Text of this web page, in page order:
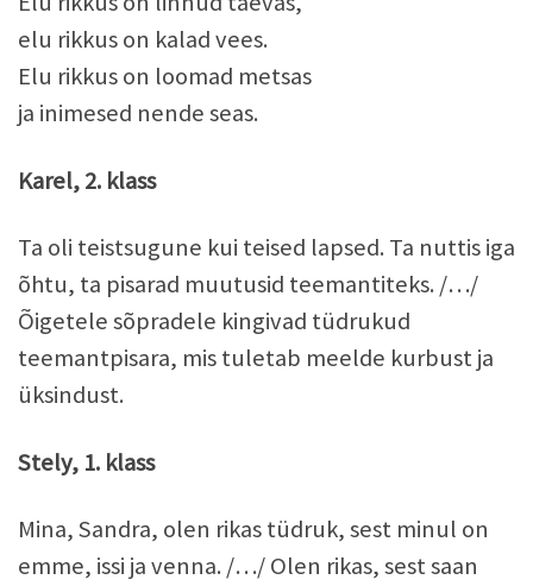
elu rikkus on kalad vees.
Elu rikkus on loomad metsas
ja inimesed nende seas.
Karel, 2. klass
Ta oli teistsugune kui teised lapsed. Ta nuttis iga
õhtu, ta pisarad muutusid teemantiteks. /…/
Õigetele sõpradele kingivad tüdrukud
teemantpisara, mis tuletab meelde kurbust ja
üksindust.
Stely, 1. klass
Mina, Sandra, olen rikas tüdruk, sest minul on
emme, issi ja venna. /…/ Olen rikas, sest saan